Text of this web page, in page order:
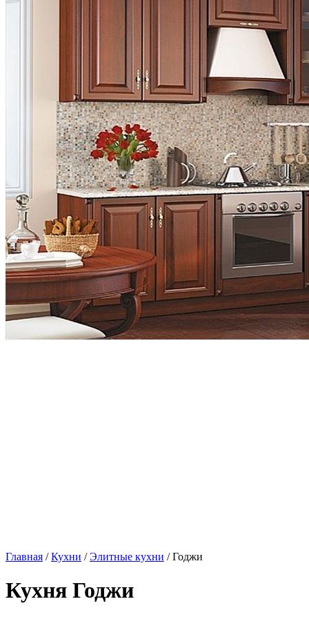
Главная /Кухни /Элитные кухни / Годжи
Кухня Годжи